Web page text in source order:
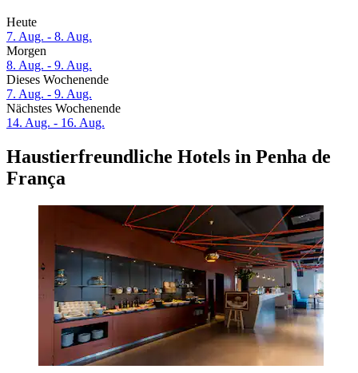
Heute
7. Aug. - 8. Aug.
Morgen
8. Aug. - 9. Aug.
Dieses Wochenende
7. Aug. - 9. Aug.
Nächstes Wochenende
14. Aug. - 16. Aug.
Haustierfreundliche Hotels in Penha de
França